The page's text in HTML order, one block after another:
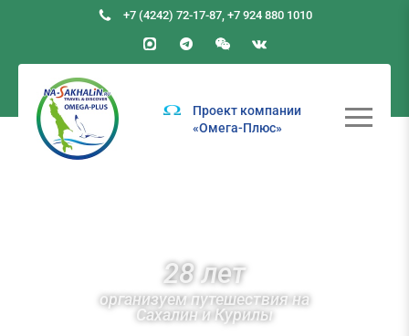
+7 (4242) 72-17-87, +7 924 880 1010
Проект компании
«Омега-Плюс»
28 лет
организуем путешествия на
Сахалин и Курилы